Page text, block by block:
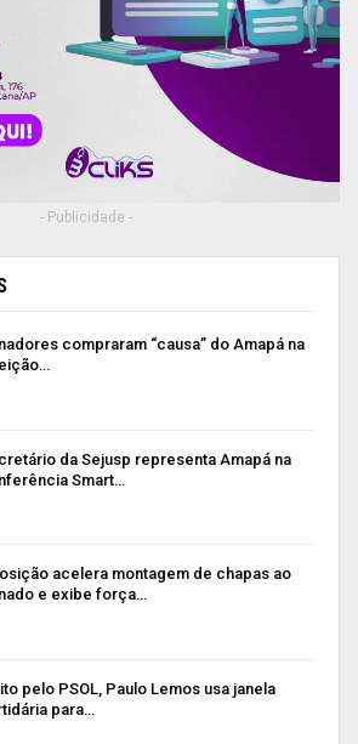
- Publicidade -
compraram “causa” do Amapá na
da Sejusp representa Amapá na
Smart…
acelera montagem de chapas ao
e exibe força…
pelo PSOL, Paulo Lemos usa janela
para…